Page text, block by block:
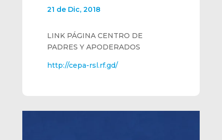
21 de Dic, 2018
LINK PÁGINA CENTRO DE
PADRES Y APODERADOS
http://cepa-rsl.rf.gd/